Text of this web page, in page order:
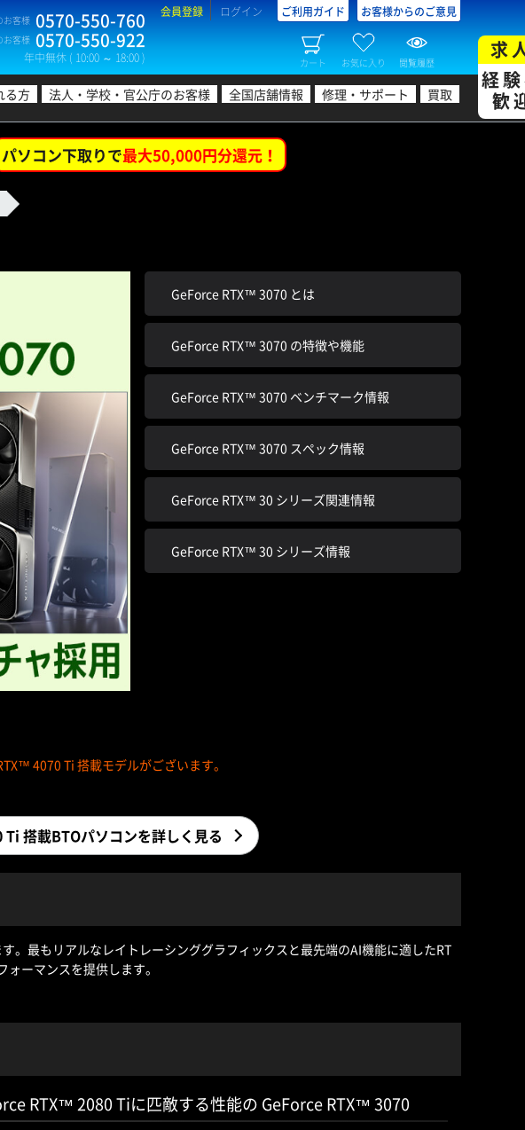
お客様 0570-550-760
お客様 0570-550-922
年中無休 ( 10:00 ～ 18:00 )
会員登録 ログイン ご利用ガイド お客様からのご意見
カート お気に入り 閲覧履歴
る方 法人・学校・官公庁のお客様 全国店舗情報 修理・サポート 買取
求
経
歓
パソコン下取りで最大50,000円分還元！
GeForce RTX™ 3070 とは
GeForce RTX™ 3070 の特徴や機能
GeForce RTX™ 3070 ベンチマーク情報
GeForce RTX™ 3070 スペック情報
GeForce RTX™ 30 シリーズ関連情報
GeForce RTX™ 30 シリーズ情報
4070 Ti 搭載モデルがございます。
搭載BTOパソコンを詳しく見る
。最もリアルなレイトレーシンググラフィックスと最先端のAI機能に適したRT
ーマンスを提供します。
RTX™ 2080 Tiに匹敵する性能の GeForce RTX™ 3070